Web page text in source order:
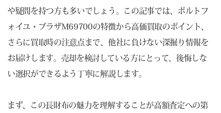
や疑問を持つ方も多いでしょう。この記事では、ポルトフ
ォイユ・ブラザM69700の特徴から高価買取のポイント、
さらに買取時の注意点まで、他社に負けない深掘り情報を
お届けします。売却を検討している方にとって、後悔しな
い選択ができるよう丁寧に解説します。
まず、この長財布の魅力を理解することが高額査定への第